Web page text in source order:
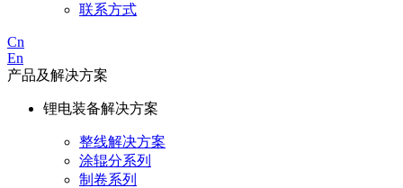
联系方式
Cn
En
产品及解决方案
锂电装备解决方案
整线解决方案
涂辊分系列
制卷系列